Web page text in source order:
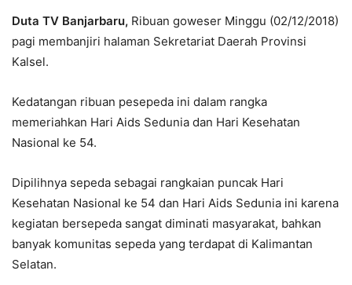
Duta TV Banjarbaru, Ribuan goweser Minggu (02/12/2018)
pagi membanjiri halaman Sekretariat Daerah Provinsi
Kalsel.
Kedatangan ribuan pesepeda ini dalam rangka
memeriahkan Hari Aids Sedunia dan Hari Kesehatan
Nasional ke 54.
Dipilihnya sepeda sebagai rangkaian puncak Hari
Kesehatan Nasional ke 54 dan Hari Aids Sedunia ini karena
kegiatan bersepeda sangat diminati masyarakat, bahkan
banyak komunitas sepeda yang terdapat di Kalimantan
Selatan.